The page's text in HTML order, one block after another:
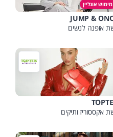
מימוש אונליין
JUMP &
אופנה לנשים
אקססוריז ותיקים